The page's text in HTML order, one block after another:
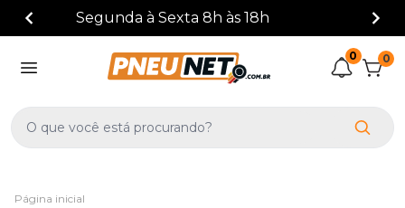
(41) 3388-3872
0 0
Página inicial